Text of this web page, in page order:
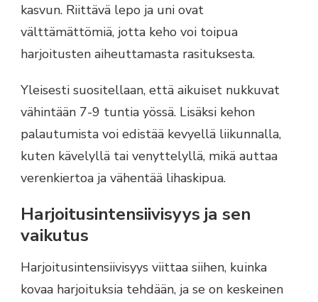
kasvun. Riittävä lepo ja uni ovat
välttämättömiä, jotta keho voi toipua
harjoitusten aiheuttamasta rasituksesta.
Yleisesti suositellaan, että aikuiset nukkuvat
vähintään 7-9 tuntia yössä. Lisäksi kehon
palautumista voi edistää kevyellä liikunnalla,
kuten kävelyllä tai venyttelyllä, mikä auttaa
verenkiertoa ja vähentää lihaskipua.
Harjoitusintensiivisyys ja sen
vaikutus
Harjoitusintensiivisyys viittaa siihen, kuinka
kovaa harjoituksia tehdään, ja se on keskeinen